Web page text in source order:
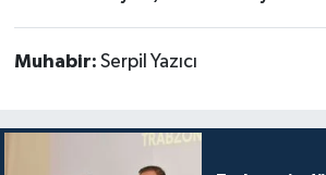
Muhabir: Serpil Yazıcı